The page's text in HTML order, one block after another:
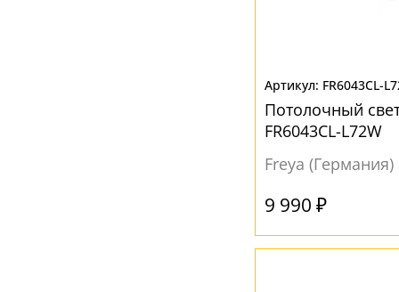
- бесплатная доставка
FR6043CL-
Потолочный
FR6043CL-L72W
Freya (Германия)
9 990 ₽